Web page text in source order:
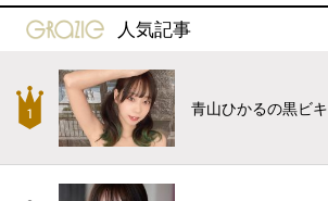
gravure-grazie
人気記事
青山ひかるの黒ビ